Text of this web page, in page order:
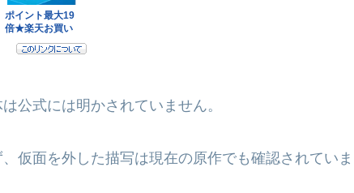
公式には明かされていません。
仮面を外した描写は現在の原作でも確認されていま